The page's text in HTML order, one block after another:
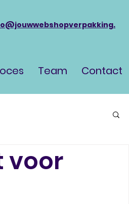
Team Contact
voor